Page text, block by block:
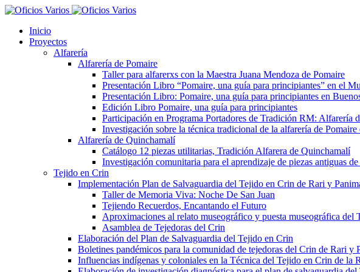
Inicio
Proyectos
Alfarería
Alfarería de Pomaire
Taller para alfarerxs con la Maestra Juana Mendoza de Pomaire
Presentación Libro “Pomaire, una guía para principiantes” en el
Presentación Libro: Pomaire, una guía para principiantes en
Edición Libro Pomaire, una guía para principiantes
Participación en Programa Portadores de Tradición RM: Alfarería
Investigación sobre la técnica tradicional de la alfarería de
Alfarería de Quinchamalí
Catálogo 12 piezas utilitarias, Tradición Alfarera de Quinchamalí
Investigación comunitaria para el aprendizaje de piezas antiguas
Tejido en Crin
Implementación Plan de Salvaguardia del Tejido en Crin de Rari y
Taller de Memoria Viva: Noche De San Juan
Tejiendo Recuerdos, Encantando el Futuro
Aproximaciones al relato museográfico y puesta museográfica del
Asamblea de Tejedoras del Crin
Elaboración del Plan de Salvaguardia del Tejido en Crin
Boletines pandémicos para la comunidad de tejedoras del Crin de Rari y
Influencias indígenas y coloniales en la Técnica del Tejido en Crin de la